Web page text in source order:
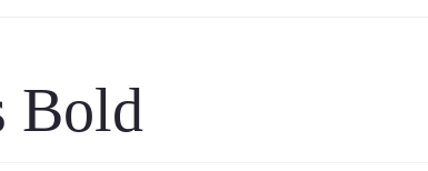
Bold